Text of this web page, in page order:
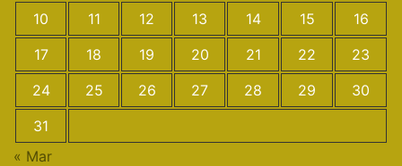
10
11 12 13 14 15
16
17
18 19 20 21 22
23
24
25 26 27 28 29
30
31
« Mar